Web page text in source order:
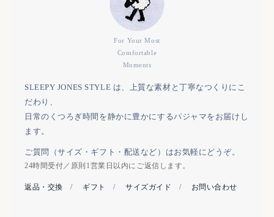
For Your Most
Comfortable
Moments
SLEEPY JONES STYLE は、上質な素材と丁寧なつくりにこ
だわり、
日常のくつろぎ時間を静かに豊かにするパジャマをお届けし
ます。
ご質問（サイズ・ギフト・配送など）はお気軽にどうぞ。
24時間受付／原則1営業日以内にご返信します。
返品・交換 / ギフト / サイズガイド / お問い合わせ